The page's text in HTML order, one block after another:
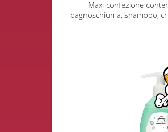
Maxi confezione
bagnoschiuma, shampoo,